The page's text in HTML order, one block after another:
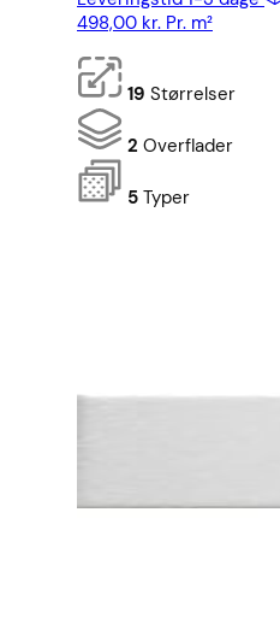
498,00 kr. Pr. m²
19 Størrelser
2 Overflader
5 Typer